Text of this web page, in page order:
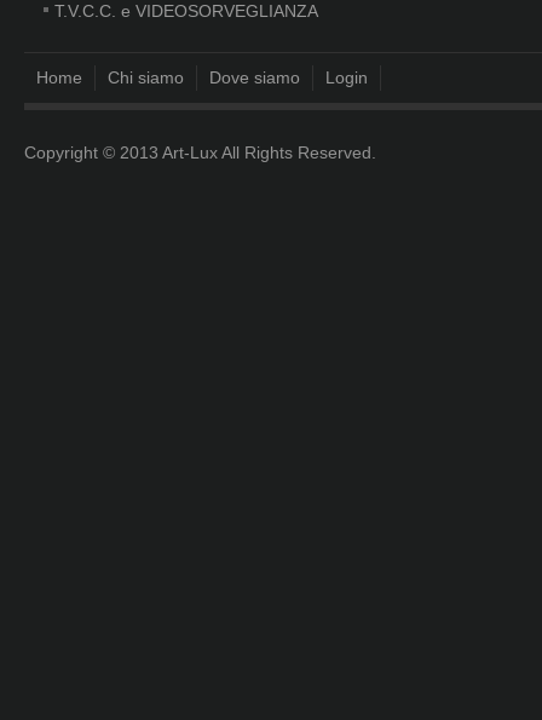
T.V.C.C. e VIDEOSORVEGLIANZA
Home Chi siamo Dove siamo Login
Copyright © 2013 Art-Lux All Rights Reserved.